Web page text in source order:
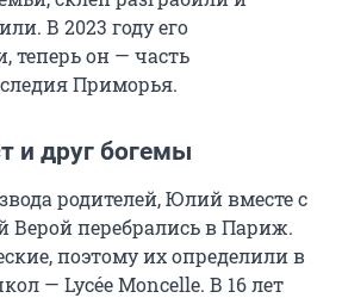
В 2023 году его
теперь он — часть
Приморья.
и друг богемы
родителей, Юлий вместе с
Верой перебрались в Париж.
поэтому их определили в
— Lycée Moncelle. В 16 лет